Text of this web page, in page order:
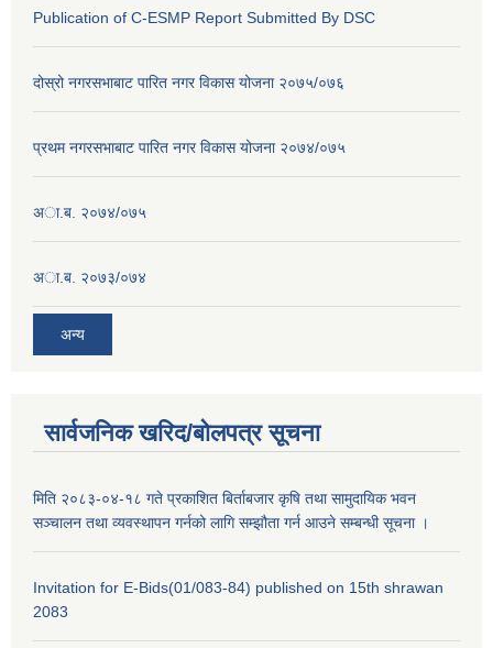
Publication of C-ESMP Report Submitted By DSC
दोस्रो नगरसभाबाट पारित नगर विकास योजना २०७५/०७६
प्रथम नगरसभाबाट पारित नगर विकास योजना २०७४/०७५
अा.ब. २०७४/०७५
अा.ब. २०७३/०७४
अन्य
सार्वजनिक खरिद/बोलपत्र सूचना
मिति २०८३-०४-१८ गते प्रकाशित बिर्ताबजार कृषि तथा सामुदायिक भवन
सञ्चालन तथा व्यवस्थापन गर्नको लागि सम्झौता गर्न आउने सम्बन्धी सूचना ।
Invitation for E-Bids(01/083-84) published on 15th shrawan
2083